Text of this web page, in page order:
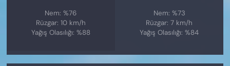
Nem: %76
Rüzgar: 10 km/h
Yağış Olasılığı: %88
Nem: %73
Rüzgar: 7 km/h
Yağış Olasılığı: %84